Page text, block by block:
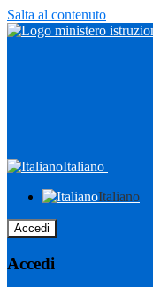
Salta al contenuto
Italiano
Italiano
Accedi
Accedi